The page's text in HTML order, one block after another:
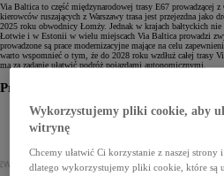
Via Baltica to część międzynarodowej trasy E67 prowadzącej
kierowców ruszających z Warszawy trasa jest przejezdna jako
2025 roku obwodnicy Łomży. Jednak w krajach bałtyckich
Łotwie i w Estonii w wielu miejscach Via Baltica prowadzi
prowadzone są prace modernizacyjne mające na celu
warto wspomnieć o tym, że do 2028 roku wzdłuż całej trasy
ma za zadanie ułatwić podróż pojazdami autonomicznymi.
Przebieg trasy Via Baltica:
Wykorzystujemy pliki cookie, aby
witrynę
Chcemy ułatwić Ci korzystanie z naszej strony
dlatego wykorzystujemy pliki cookie, które są